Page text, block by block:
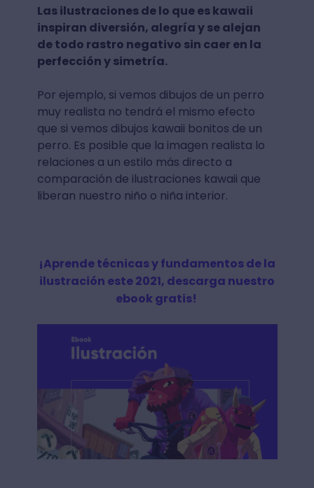
Las ilustraciones de lo que es kawaii
inspiran diversión, alegría y se alejan
de todo rastro negativo sin caer en la
perfección y simetría.
Por ejemplo, si vemos dibujos de un perro
muy realista no tendrá el mismo efecto
que si vemos dibujos kawaii bonitos de un
perro. Es posible que la imagen realista lo
relaciones a un estilo más directo a
comparación de ilustraciones kawaii que
liberan nuestro niño o niña interior.
¡Aprende técnicas y fundamentos de la
ilustración este 2021, descarga nuestro
ebook gratis!